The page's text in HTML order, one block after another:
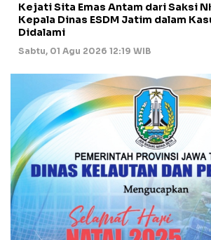
Kejati Sita Emas Antam dari Saksi
Kepala Dinas ESDM Jatim dalam
Didalami
Sabtu, 01 Agu 2026 12:19 WIB